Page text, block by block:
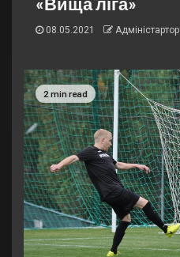
08.05.2021 Адміністартор
2 min read